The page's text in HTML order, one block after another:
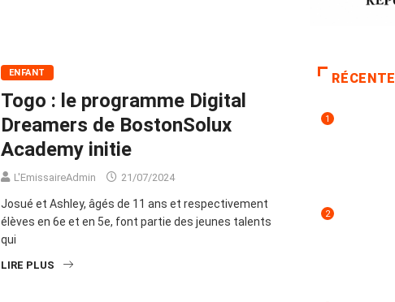
ENFANT
Togo : le programme Digital
Dreamers de BostonSolux
Academy initie
L'EmissaireAdmin 21/07/2024
Josué et Ashley, âgés de 11 ans et respectivement
élèves en 6e et en 5e, font partie des jeunes talents
qui
LIRE PLUS
RÉCENTE
1
2